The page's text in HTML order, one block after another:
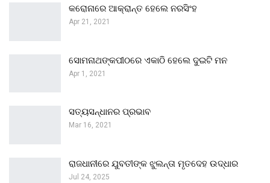
କରୋନାରେ ଆକ୍ରାନ୍ତ ହେଲେ ନରସିଂହ
Apr 21, 2021
ସୋମନାଥଙ୍କପୀଠରେ ଏକାଠି ହେଲେ ଦୁଇଟି ମନ
Apr 1, 2021
ସତ୍ୟସନ୍ଧାନର ପ୍ରଭାବ
Mar 16, 2021
ରାଜଧାନୀରେ ଯୁବତୀଙ୍କ ଝୁଲନ୍ତା ମୃତଦେହ ଉଦ୍ଧାର
Jul 24, 2025